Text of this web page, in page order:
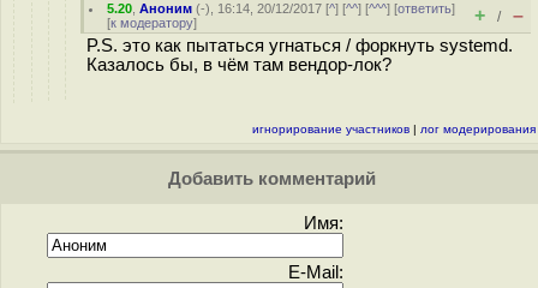
5.20 ,Аноним (-), 16:14, 20/12/2017 [^] [^^] [^^^] [ответить]
[к модератору] + / –
P.S. это как пытаться угнаться / форкнуть systemd.
Казалось бы, в чём там вендор-лок?
игнорирование участников | лог модерирования
Добавить комментарий
Имя:
E-Mail: